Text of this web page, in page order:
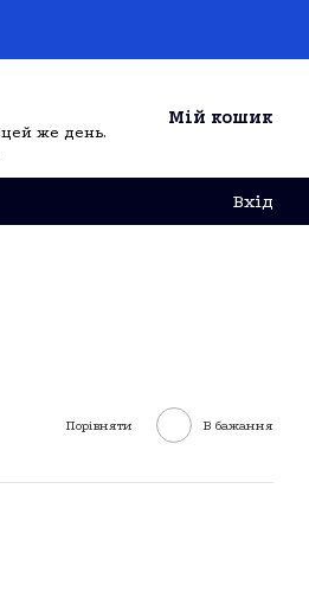
цей же день.
Мій кошик
Вхід
Порівняти В бажання